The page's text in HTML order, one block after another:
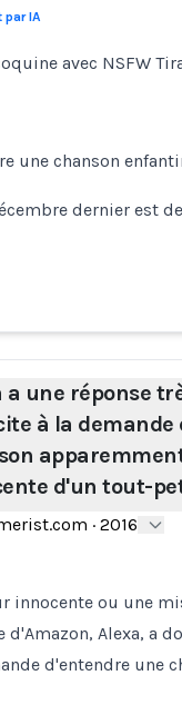
par IA
avec NSFW
une chanson
dernier est
a une réponse
à la demande
d'un tout-
· 2016
innocente ou une
Alexa, a
d'entendre une